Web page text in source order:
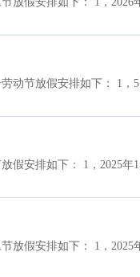
动节放假安排如下： 1
假安排如下： 1，2025
放假安排如下： 1，